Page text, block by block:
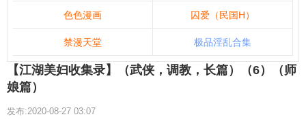
色色漫画 囚爱（民国H）
禁漫天堂 极品淫乱合集
【江湖美妇收集录】（武侠，调教，长篇）（6）（师
娘篇）
发布:2020-08-27 03:07